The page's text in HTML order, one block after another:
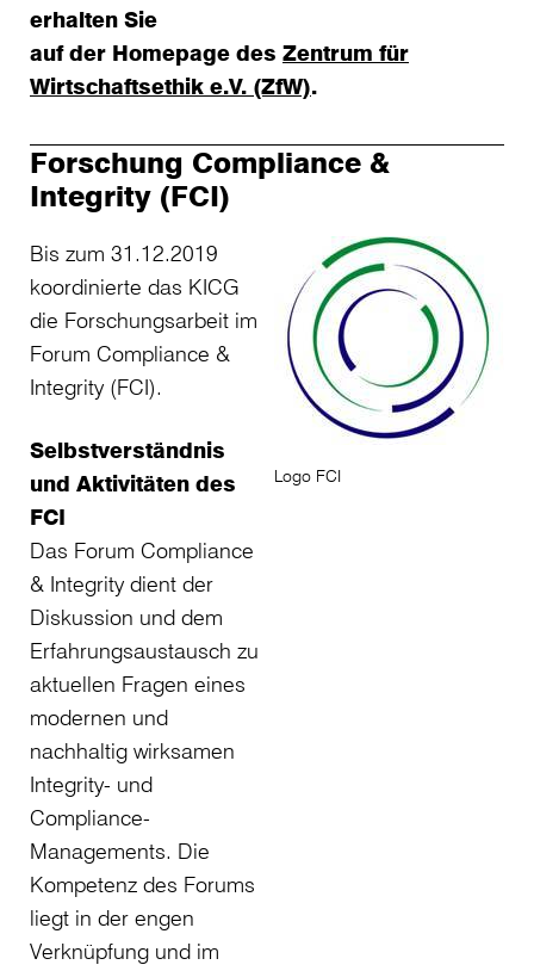
erhalten Sie
auf der Homepage des Zentrum für
Wirtschaftsethik e.V. (ZfW).
Forschung Compliance &
Integrity (FCI)
Logo FCI
Bis zum 31.12.2019
koordinierte das KICG
die Forschungsarbeit im
Forum Compliance &
Integrity (FCI).
Selbstverständnis
und Aktivitäten des
FCI
Das Forum Compliance
& Integrity dient der
Diskussion und dem
Erfahrungsaustausch zu
aktuellen Fragen eines
modernen und
nachhaltig wirksamen
Integrity- und
Compliance-
Managements. Die
Kompetenz des Forums
liegt in der engen
Verknüpfung und im